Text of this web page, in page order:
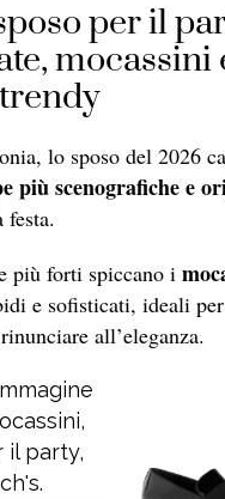
per il
mocassini
lo sposo del 2026
più scenografiche e
più forti spiccano i
e sofisticati, ideali
all’eleganza.